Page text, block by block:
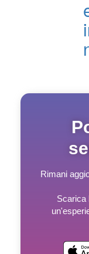
Rimani
Scarica